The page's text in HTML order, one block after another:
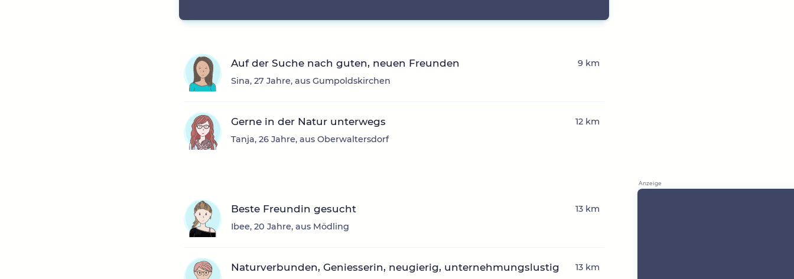
Auf der Suche nach guten, neuen Freunden
Sina, 27 Jahre, aus Gumpoldskirchen
9 km
Gerne in der Natur unterwegs
Tanja, 26 Jahre, aus Oberwaltersdorf
12 km
Beste Freundin gesucht
Ibee, 20 Jahre, aus Mödling
13 km
Naturverbunden, Geniesserin, neugierig, unternehmungslustig 13 km